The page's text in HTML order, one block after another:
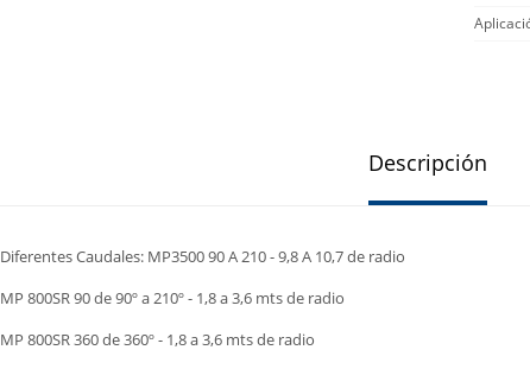
Descripción
Diferentes Caudales: MP3500 90 A 210 - 9,8 A 10,7 de radio
MP 800SR 90 de 90º a 210º - 1,8 a 3,6 mts de radio
MP 800SR 360 de 360º - 1,8 a 3,6 mts de radio